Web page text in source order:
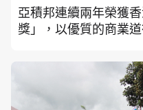
亞積邦連續兩年榮獲
獎」，以優質的商業